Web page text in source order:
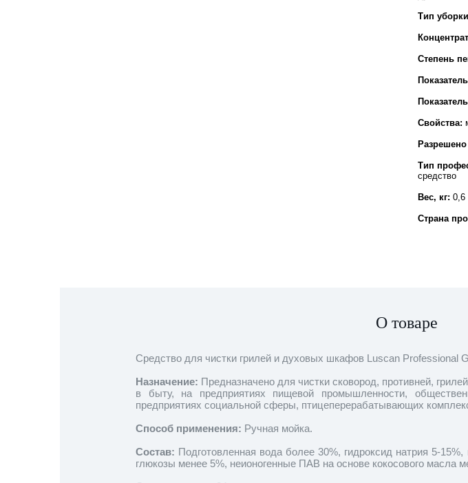
Тип
Степень
Свойства:
Тип
средство
Вес, кг: 0,6
Страна
О товаре
Средство для чистки грилей и духовых шкафов Luscan Professional
Назначение: Предназначено для чистки сковород, противней,
в быту, на предприятиях пищевой промышленности,
предприятиях социальной сферы, птицеперерабатывающих
Способ применения: Ручная мойка.
Состав: Подготовленная вода более 30%, гидроксид натрия 5-
глюкозы менее 5%, неионогенные ПАВ на основе кокосового масла